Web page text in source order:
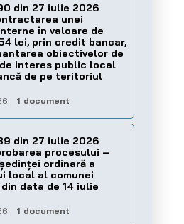
din 27 iulie 2026
unei
în valoare de
lei, prin credit bancar,
obiectivelor de
interes public local
de pe teritoriul
1 document
din 27 iulie 2026
procesului –
ordinară a
local al comunei
data de 14 iulie
1 document